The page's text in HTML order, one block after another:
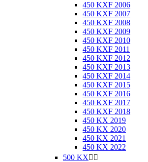
450 KXF 2006
450 KXF 2007
450 KXF 2008
450 KXF 2009
450 KXF 2010
450 KXF 2011
450 KXF 2012
450 KXF 2013
450 KXF 2014
450 KXF 2015
450 KXF 2016
450 KXF 2017
450 KXF 2018
450 KX 2019
450 KX 2020
450 KX 2021
450 KX 2022
500 KX 